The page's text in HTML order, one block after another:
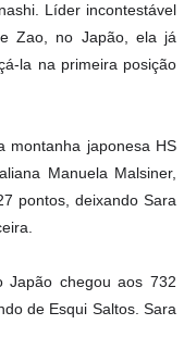
Líder incontestável
Zao, no Japão, ela já
la na primeira posição
montanha japonesa HS
Manuela Malsiner,
pontos, deixando Sara
Japão chegou aos 732
de Esqui Saltos. Sara